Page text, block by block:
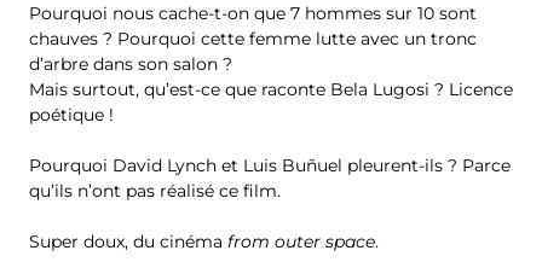
Pourquoi nous cache-t-on que 7 hommes sur 10 sont
chauves ? Pourquoi cette femme lutte avec un tronc
d’arbre dans son salon ?
Mais surtout, qu’est-ce que raconte Bela Lugosi ? Licence
poétique !
Pourquoi David Lynch et Luis Buñuel pleurent-ils ? Parce
qu’ils n’ont pas réalisé ce film.
Super doux, du cinéma from outer space.